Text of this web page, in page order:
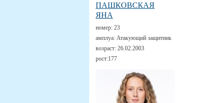
ПАШКОВСКАЯ
ЯНА
номер: 23
амплуа: Атакующий защитник
возраст: 26.02.2003
рост:177